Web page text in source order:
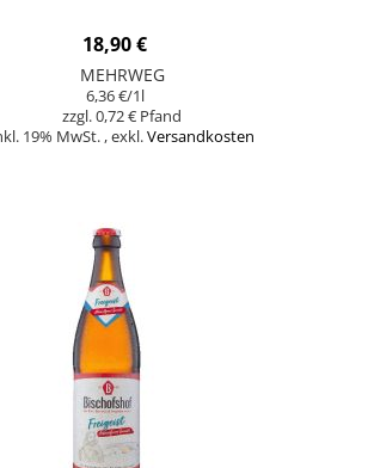
18,90 €
MEHRWEG
6,36 €/1l
0,72 €
19% MwSt. ,exkl.Versandkosten